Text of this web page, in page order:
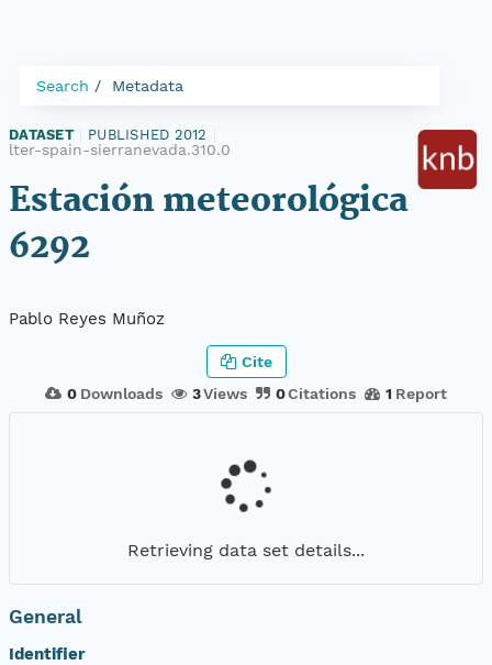
Search Metadata
DATASET PUBLISHED 2012
lter-spain-sierranevada.310.0
Estación meteorológica
6292
Pablo Reyes Muñoz
0 Downloads 3Views 0Citations 1 Report
Cite
Retrieving data set details...
General
Identifier